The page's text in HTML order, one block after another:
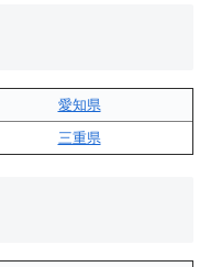
愛知県
三重県